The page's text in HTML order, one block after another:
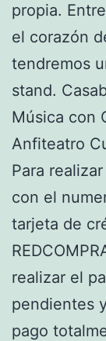
propia.
el corazón
tendremos
stand.
Música con
Anfiteatro
Para
con el
tarjeta de
realizar el
pendientes
pago